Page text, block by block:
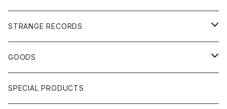
GIRLS
HIPHOP CLASSIC GALLERY
日本語ラップ CLASSIC GALLERY
US/UK/OTHERS
JAPANESE
STRANGE RECORDS
DRUM DRUM DRUM/KARAOKE
パチソン/AUDIO CHECK/LIBRARY
GOODS
BOOK
SPECIAL PRODUCTS